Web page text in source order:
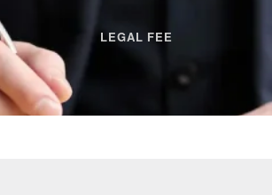
LEGAL FEE